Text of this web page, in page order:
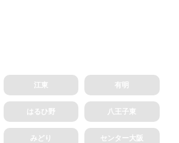
江東 有明
はるひ野 八王子東
みどり センター大阪